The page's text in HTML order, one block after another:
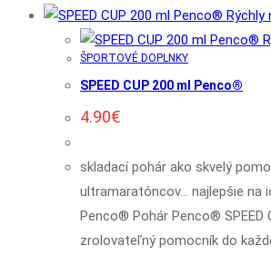
Rýchly
ŠPORTOVÉ DOPLNKY
SPEED CUP 200 ml Penco®
4.90€
skladací pohár ako skvelý
ultramaratóncov... najlepšie na
Penco® Pohár Penco® SPEED
zrolovateľný pomocník do